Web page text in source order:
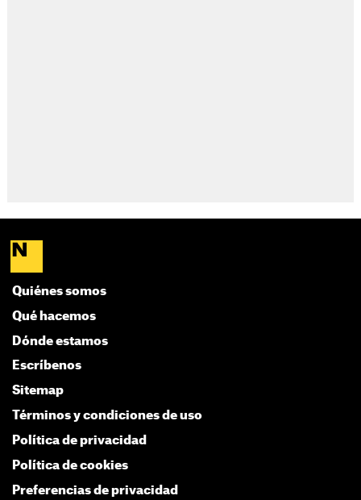
Quiénes somos
Qué hacemos
Dónde estamos
Escríbenos
Sitemap
Términos y condiciones de uso
Política de privacidad
Política de cookies
Preferencias de privacidad